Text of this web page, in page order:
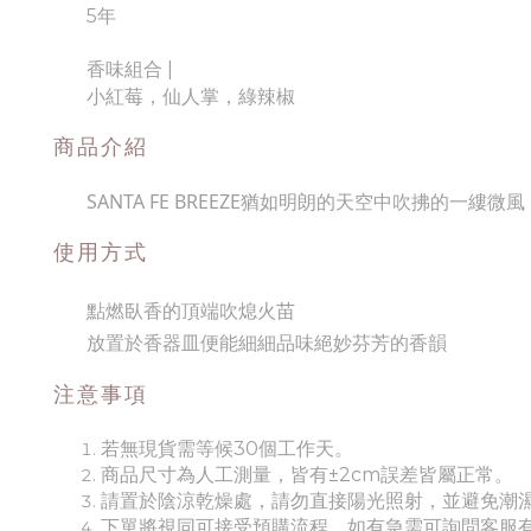
5年
香味組合
小紅莓，仙人掌，綠辣椒
商品介紹
SANTA FE BREEZE猶如明朗的天空中吹拂的一縷微風
使用方式
點燃臥香的頂端吹熄火苗
放置於香器皿便能細細品味絕妙芬芳的香韻
注意事項
若無現貨需等候30個工作天。
商品尺寸為人工測量，皆有±2cm誤差皆屬正常。
請置於陰涼乾燥處，請勿直接陽光照射，並避免潮濕